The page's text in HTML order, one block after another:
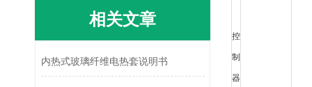
控
制
器
相关文章
内热式玻璃纤维电热套说明书